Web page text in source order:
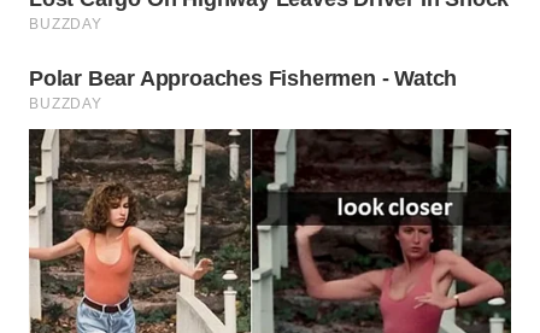
WN
WN
SUBANG
WN
SUKABUMI
WN
PURWAKARTA